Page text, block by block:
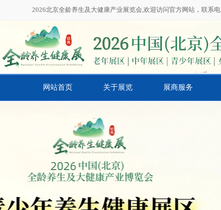
2026北京全龄养生及大健康产业展览会,欢迎访问官方网站，联系
网站首页 关于展览 展商服务